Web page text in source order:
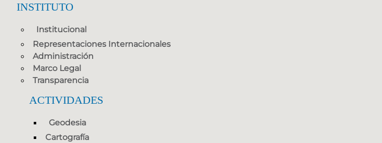
INSTITUTO
Institucional
Representaciones Internacionales
Administración
Marco Legal
Transparencia
ACTIVIDADES
Geodesia
Cartografía